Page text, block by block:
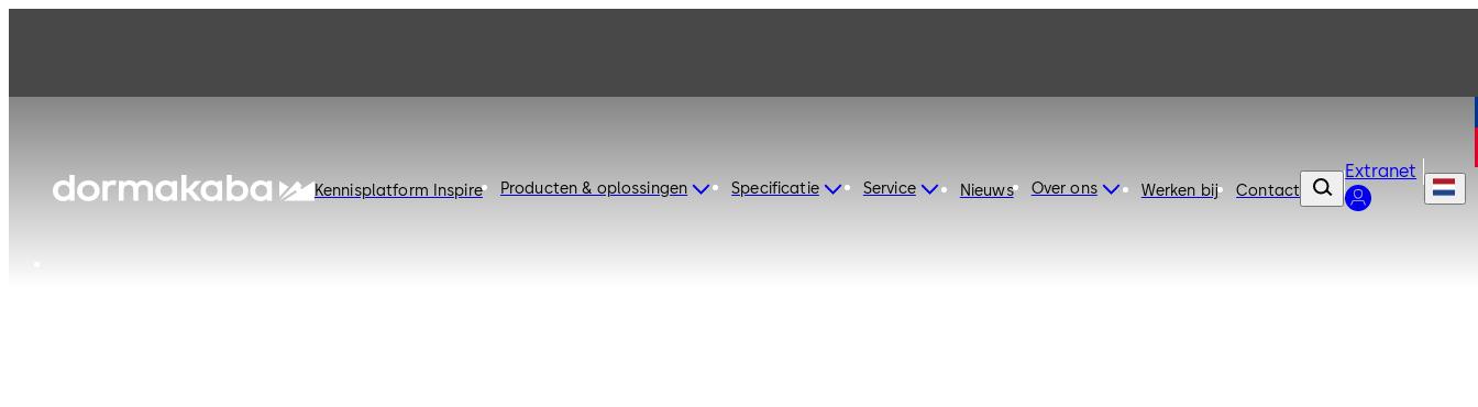
Kennisplatform Inspire Producten & oplossingen Specificatie Service Nieuws Over ons Werken bij Contact
Extranet